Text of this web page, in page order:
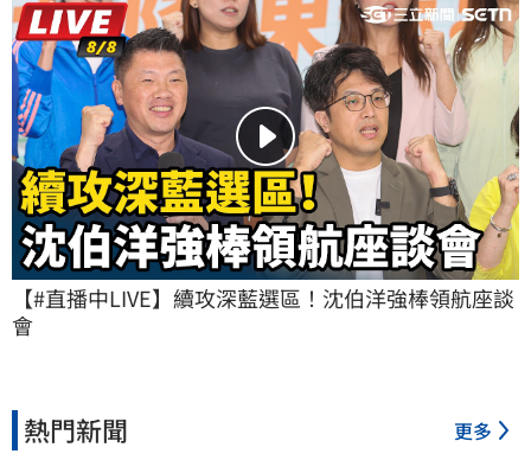
【#直播中LIVE】續攻深藍選區！沈伯洋強棒領航座談
會
熱門新聞 更多